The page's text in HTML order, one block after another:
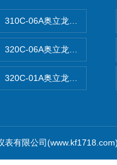
310C-06A奥立龙实验室台式
320C-06A奥立龙实验室便携
320C-01A奥立龙实验室便携
有限公司